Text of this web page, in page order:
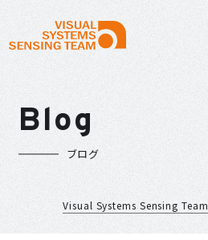
Blog
ブログ
Visual Systems Sensing Team